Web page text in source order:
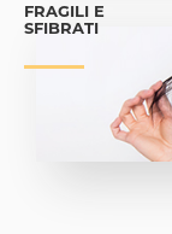
FRAGILI E
SFIBRATI